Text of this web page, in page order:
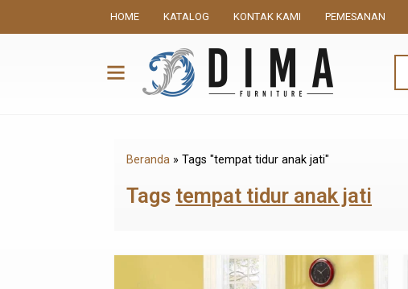
HOME KATALOG KONTAK KAMI PEMESANAN
Beranda » Tags "tempat tidur anak jati"
Tags tempat tidur anak jati